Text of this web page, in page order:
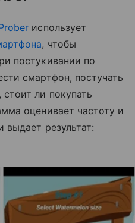
использует
, чтобы
постукивании по
смартфон, постучать
ли покупать
оценивает частоту и
выдает результат: